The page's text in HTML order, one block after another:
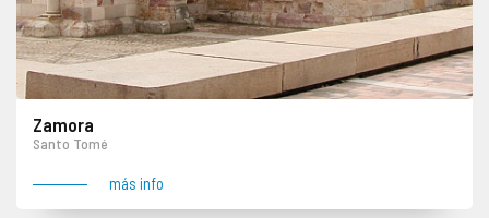
Zamora
Santo Tomé
más info